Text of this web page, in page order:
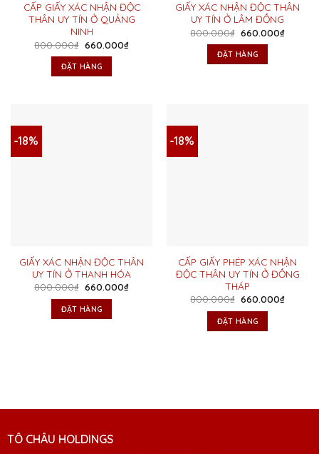
CẤP GIẤY XÁC NHẬN ĐỘC
THÂN UY TÍN Ở QUẢNG
NINH
800.000₫ Giá
là:
800.000₫.
660.000₫Giá
ĐẶT HÀNG
GIẤY XÁC NHẬN ĐỘC THÂN
UY TÍN Ở LÂM ĐỒNG
800.000₫ Giá
là:
800.000₫.
660.000₫Giá
ĐẶT HÀNG
-18%
GIẤY XÁC NHẬN ĐỘC THÂN
UY TÍN Ở THANH HÓA
800.000₫ Giá
là:
800.000₫.
660.000₫Giá
ĐẶT HÀNG
-18%
CẤP GIẤY PHÉP XÁC NHẬN
ĐỘC THÂN UY TÍN Ở ĐỒNG
THÁP
800.000₫ Giá
là:
800.000₫.
660.000₫Giá
ĐẶT HÀNG
TÔ CHÂU HOLDINGS